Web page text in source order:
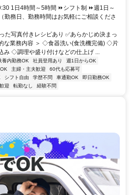
1日4時間～5時間 ⏩シフト制 ⏩週1日～
勤務日、勤務時間はお気軽にご相談くださ
た写真付きレシピあり ✅あらかじめ決まっ
な業務内容 ＞ ◇食器洗い(食洗機完備) ◇片
◇調理や盛り付けなどの仕上げ ...
養内勤務OK 社員登用あり
週1日からOK
主婦・主夫歓迎
60代も応募可
シフト自由 学歴不問 車通勤OK
即日勤務OK
迎 転勤なし 経験不問